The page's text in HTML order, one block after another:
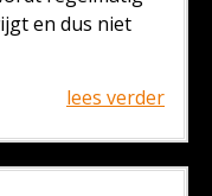
en dus niet
lees verder